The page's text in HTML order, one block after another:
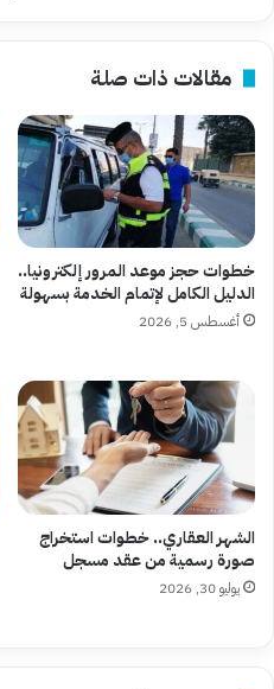
فيلم
بالك
نفسك»
مقالات ذات صلة
خطوات حجز موعد المرور إلكترونيا..
الدليل الكامل لإتمام الخدمة بسهولة
أغسطس 5, 2026
الشهر العقاري.. خطوات استخراج
صورة رسمية من عقد مسجل
يوليو 30, 2026